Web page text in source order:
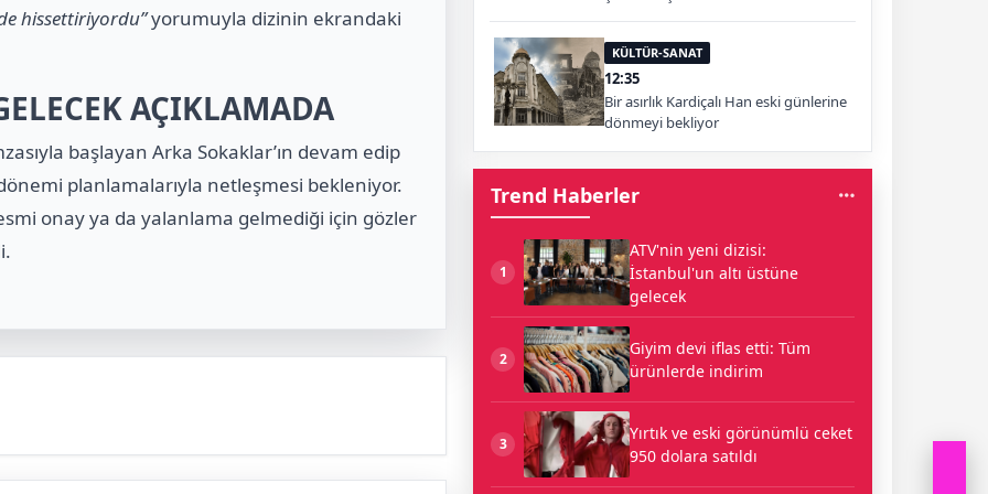
hissettiriyordu”yorumuyla dizinin ekrandaki
AÇIKLAMADA
başlayan Arka Sokaklar’ın devam edip
planlamalarıyla netleşmesi bekleniyor.
onay ya da yalanlama gelmediği için gözler
KÜLTÜR-SANAT
12:35
Bir asırlık Kardiçalı Han eski günlerine
dönmeyi bekliyor
Trend Haberler
1
ATV'nin yeni dizisi:
İstanbul'un altı üstüne
gelecek
2
Giyim devi iflas etti: Tüm
ürünlerde indirim
3
Yırtık ve eski görünümlü ceket
950 dolara satıldı